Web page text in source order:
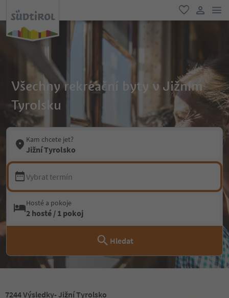
oblíbené
Všechny rekreační byty v Jižním
Tyrolsku
Kam chcete jet?
Jižní Tyrolsko
Vybrat termín
Hosté a pokoje
2 hosté / 1 pokoj
Hledat
7244Výsledky- Jižní Tyrolsko